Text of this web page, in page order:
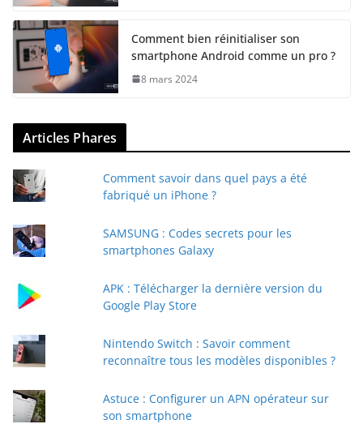
Comment bien réinitialiser son
smartphone Android comme un pro ?
8 mars 2024
Articles Phares
Comment savoir dans quel pays a été
fabriqué un iPhone ?
SAMSUNG : Codes secrets pour les
smartphones Galaxy
APK : Télécharger la dernière version du
Google Play Store
Nintendo Switch : Savoir comment
reconnaître tous les modèles disponibles ?
Astuce : Configurer un APN opérateur sur
son smartphone